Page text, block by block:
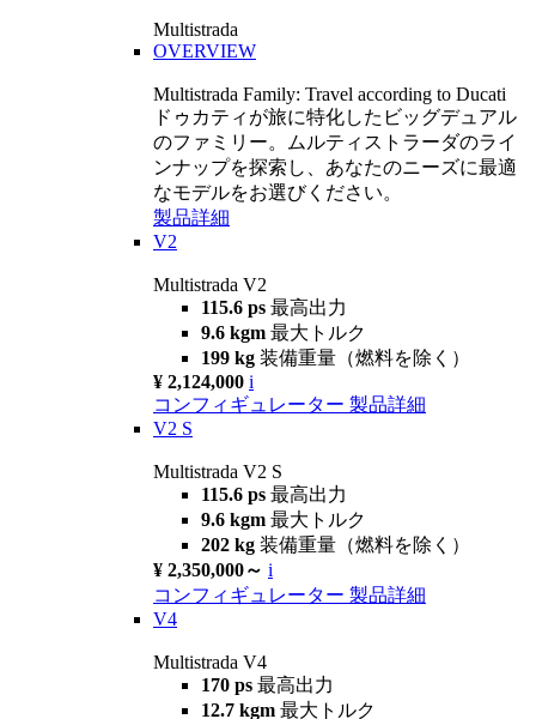
Multistrada
OVERVIEW
Multistrada Family: Travel according to Ducati
ドゥカティが旅に特化したビッグデュアル
のファミリー。ムルティストラーダのライ
ンナップを探索し、あなたのニーズに最適
なモデルをお選びください。
製品詳細
V2
Multistrada V2
115.6 ps 最高出力
9.6 kgm 最大トルク
199 kg 装備重量（燃料を除く）
¥ 2,124,000 i
コンフィギュレーター 製品詳細
V2 S
Multistrada V2 S
115.6 ps 最高出力
9.6 kgm 最大トルク
202 kg 装備重量（燃料を除く）
¥ 2,350,000～ i
コンフィギュレーター 製品詳細
V4
Multistrada V4
170 ps 最高出力
12.7 kgm 最大トルク